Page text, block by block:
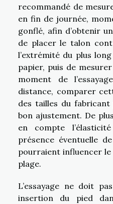
recommandé de
en fin de journée,
gonflé, afin d’obtenir
de placer le talon
l’extrémité du plus
papier, puis de
moment de
distance, comparer
des tailles du fabricant
bon ajustement. De
en compte
présence éventuelle
pourraient influencer
plage.
L’essayage ne doit
insertion du pied